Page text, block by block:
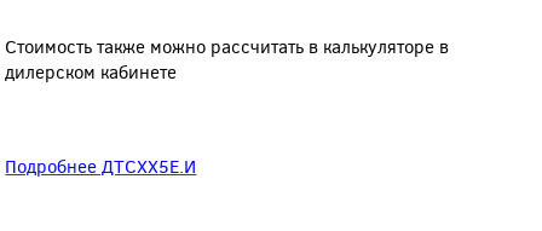
Стоимость также можно рассчитать в калькуляторе в
дилерском кабинете
Подробнее ДТСХХ5Е.И